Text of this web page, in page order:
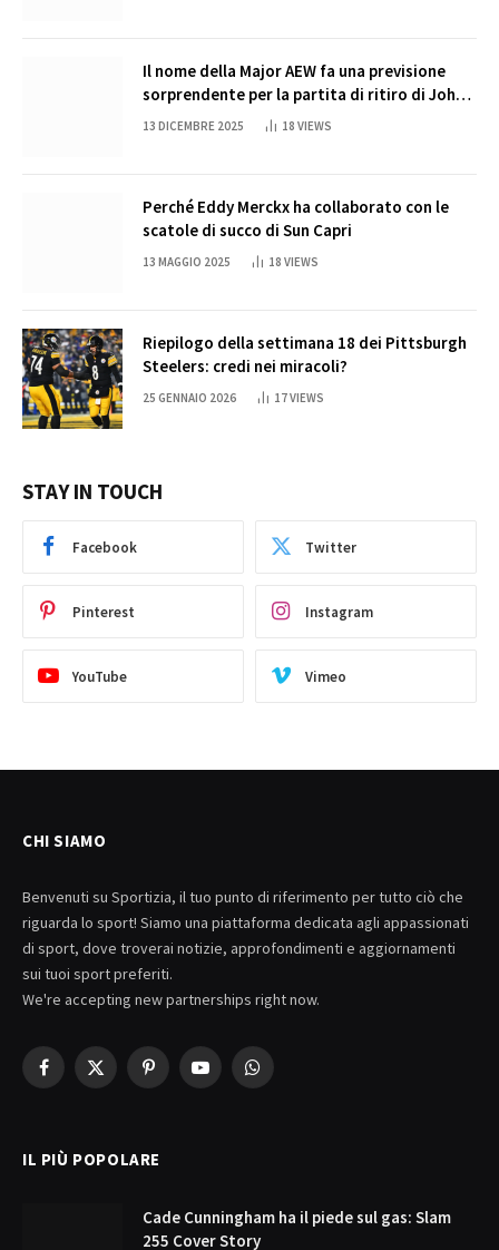
Il nome della Major AEW fa una previsione
sorprendente per la partita di ritiro di John
Cena
13 DICEMBRE 2025 18 VIEWS
Perché Eddy Merckx ha collaborato con le
scatole di succo di Sun Capri
13 MAGGIO 2025 18 VIEWS
Riepilogo della settimana 18 dei Pittsburgh
Steelers: credi nei miracoli?
25 GENNAIO 2026 17VIEWS
STAY IN TOUCH
Facebook Twitter
Pinterest Instagram
YouTube Vimeo
CHI SIAMO
Benvenuti su Sportizia, il tuo punto di riferimento per tutto ciò che
riguarda lo sport! Siamo una piattaforma dedicata agli appassionati
di sport, dove troverai notizie, approfondimenti e aggiornamenti
sui tuoi sport preferiti.
We're accepting new partnerships right now.
Facebook
X
PinterestYouTubeWhatsApp
IL PIÙ POPOLARE
Cade Cunningham ha il piede sul gas: Slam
255 Cover Story